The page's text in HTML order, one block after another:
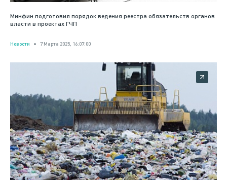
Минфин подготовил порядок ведения реестра обязательств органов
власти в проектах ГЧП
Новости 7 Марта 2025, 16:07:00